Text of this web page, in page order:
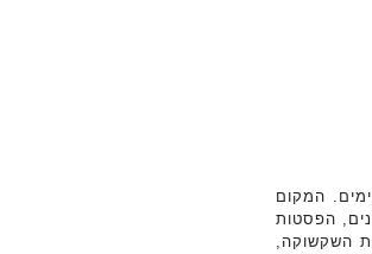
המקום
הפסטות
השקשוקה,